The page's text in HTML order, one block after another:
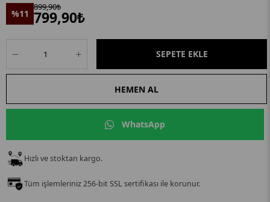
%11
899,90₺
799,90₺
WhatsApp
Hızlı ve stoktan kargo.
Tüm işlemleriniz 256-bit SSL sertifikası ile korunur.